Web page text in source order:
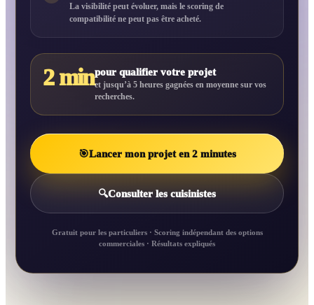
La visibilité peut évoluer, mais le scoring de
compatibilité ne peut pas être acheté.
2 minpour qualifier votre projet
et jusqu’à 5 heures gagnées en moyenne sur vos
recherches.
🎯Lancer mon projet en 2 minutes
🔍Consulter les cuisinistes
Gratuit pour les particuliers · Scoring indépendant des options
commerciales · Résultats expliqués